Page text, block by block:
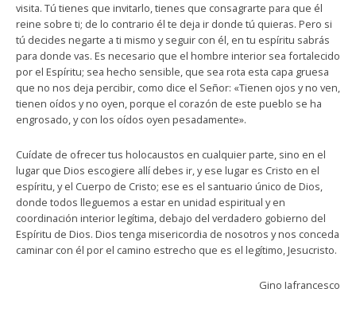
visita. Tú tienes que invitarlo, tienes que consagrarte para que él
reine sobre ti; de lo contrario él te deja ir donde tú quieras. Pero si
tú decides negarte a ti mismo y seguir con él, en tu espíritu sabrás
para donde vas. Es necesario que el hombre interior sea fortalecido
por el Espíritu; sea hecho sensible, que sea rota esta capa gruesa
que no nos deja percibir, como dice el Señor: «Tienen ojos y no ven,
tienen oídos y no oyen, porque el corazón de este pueblo se ha
engrosado, y con los oídos oyen pesadamente».
Cuídate de ofrecer tus holocaustos en cualquier parte, sino en el
lugar que Dios escogiere allí debes ir, y ese lugar es Cristo en el
espíritu, y el Cuerpo de Cristo; ese es el santuario único de Dios,
donde todos lleguemos a estar en unidad espiritual y en
coordinación interior legítima, debajo del verdadero gobierno del
Espíritu de Dios. Dios tenga misericordia de nosotros y nos conceda
caminar con él por el camino estrecho que es el legítimo, Jesucristo.
Gino Iafrancesco